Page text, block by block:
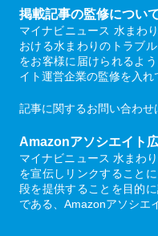
掲載記事の監修につい
マイナビニュース 水まわ
おける水まわりのトラブ
をお客様に届けられるよ
イト運営企業の監修を入れ
記事に関するお問い合わせ
Amazonアソシエイト
マイナビニュース 水まわ
を宣伝しリンクすること
段を提供することを目的
である、Amazonアソシエ